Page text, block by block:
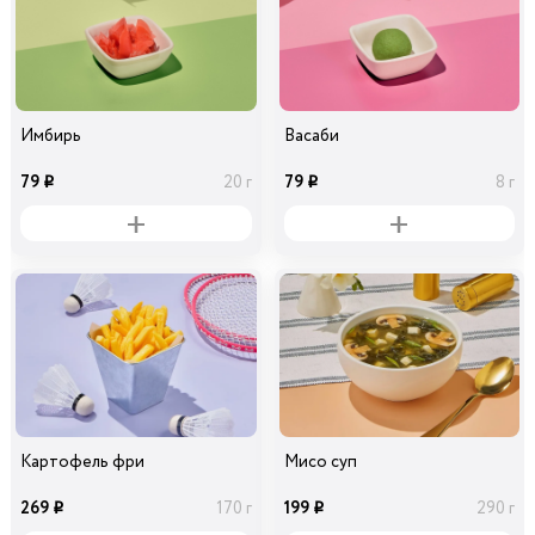
Имбирь
79 i 20 г
Васаби
79 i 8 г
Картофель фри
269 i 170 г
Мисо суп
199 i 290 г